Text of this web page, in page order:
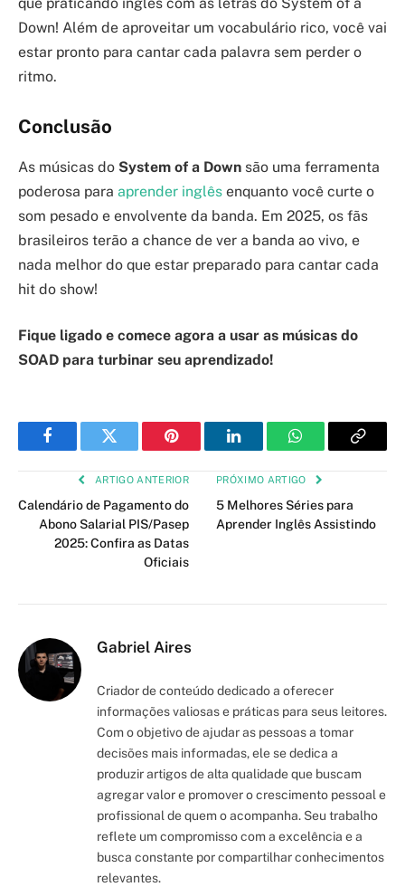
Down! Além de aproveitar um vocabulário rico, você vai
estar pronto para cantar cada palavra sem perder o
ritmo.
Conclusão
As músicas do System of a Down são uma ferramenta
poderosa para aprender inglês enquanto você curte o
som pesado e envolvente da banda. Em 2025, os fãs
brasileiros terão a chance de ver a banda ao vivo, e
nada melhor do que estar preparado para cantar cada
hit do show!
Fique ligado e comece agora a usar as músicas do
SOAD para turbinar seu aprendizado!
FacebookTwitter Pinterest LinkedInWhatsAppCopy
ARTIGO ANTERIOR
Calendário de Pagamento do
Abono Salarial PIS/Pasep
2025: Confira as Datas
Oficiais
PRÓXIMO ARTIGO
5 Melhores Séries para
Aprender Inglês Assistindo
Gabriel Aires
Criador de conteúdo dedicado a oferecer
informações valiosas e práticas para seus leitores.
Com o objetivo de ajudar as pessoas a tomar
decisões mais informadas, ele se dedica a
produzir artigos de alta qualidade que buscam
agregar valor e promover o crescimento pessoal e
profissional de quem o acompanha. Seu trabalho
reflete um compromisso com a excelência e a
busca constante por compartilhar conhecimentos
relevantes.